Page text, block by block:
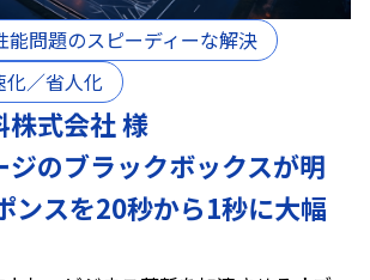
能問題のスピーディーな解決​
化／省人化​
株式会社 様
のブラックボックスが明
ンスを20秒から1秒に大幅